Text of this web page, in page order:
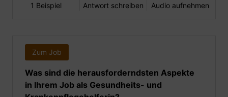
1 Beispiel Antwort schreiben Audio aufnehmen
Zum Job
Was sind die herausforderndsten Aspekte
in Ihrem Job als Gesundheits- und